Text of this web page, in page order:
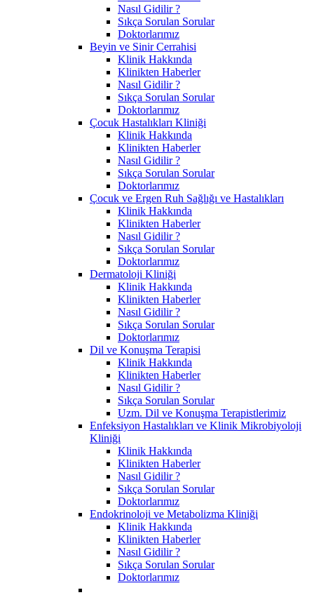
Nasıl Gidilir ?
Sıkça Sorulan Sorular
Doktorlarımız
Beyin ve Sinir Cerrahisi
Klinik Hakkında
Klinikten Haberler
Nasıl Gidilir ?
Sıkça Sorulan Sorular
Doktorlarımız
Çocuk Hastalıkları Kliniği
Klinik Hakkında
Klinikten Haberler
Nasıl Gidilir ?
Sıkça Sorulan Sorular
Doktorlarımız
Çocuk ve Ergen Ruh Sağlığı ve Hastalıkları
Klinik Hakkında
Klinikten Haberler
Nasıl Gidilir ?
Sıkça Sorulan Sorular
Doktorlarımız
Dermatoloji Kliniği
Klinik Hakkında
Klinikten Haberler
Nasıl Gidilir ?
Sıkça Sorulan Sorular
Doktorlarımız
Dil ve Konuşma Terapisi
Klinik Hakkında
Klinikten Haberler
Nasıl Gidilir ?
Sıkça Sorulan Sorular
Uzm. Dil ve Konuşma Terapistlerimiz
Enfeksiyon Hastalıkları ve Klinik Mikrobiyoloji
Kliniği
Klinik Hakkında
Klinikten Haberler
Nasıl Gidilir ?
Sıkça Sorulan Sorular
Doktorlarımız
Endokrinoloji ve Metabolizma Kliniği
Klinik Hakkında
Klinikten Haberler
Nasıl Gidilir ?
Sıkça Sorulan Sorular
Doktorlarımız